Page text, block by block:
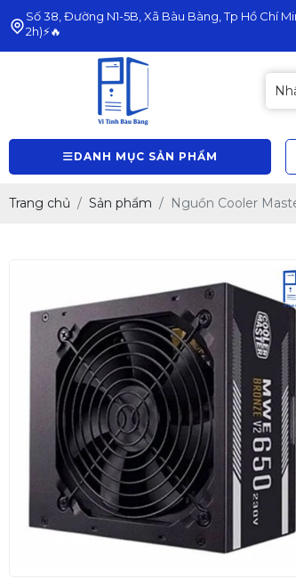
Số 38, Đường N1-5B, Xã Bàu Bàng, Tp Hồ Chí
2h)⚡🔥
DANH MỤC SẢN PHẨM
Trang chủ Sản phẩm Nguồn Cooler